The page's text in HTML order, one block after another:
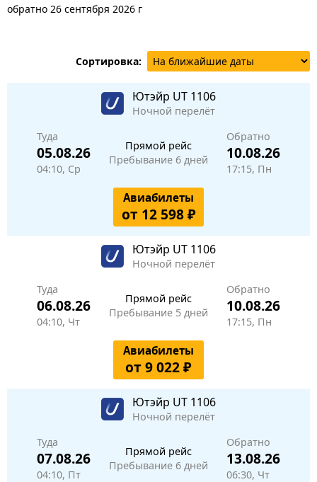
обратно 26 сентября 2026 г
Сортировка:
Ютэйр UT 1106
Ночной перелёт
Туда
05.08.26
04:10, Ср
Прямой рейс
Пребывание 6 дней
Обратно
10.08.26
17:15, Пн
Авиабилеты
от 12 598 ₽
Ютэйр UT 1106
Ночной перелёт
Туда
06.08.26
04:10, Чт
Прямой рейс
Пребывание 5 дней
Обратно
10.08.26
17:15, Пн
Авиабилеты
от 9 022 ₽
Ютэйр UT 1106
Ночной перелёт
Туда
07.08.26
04:10, Пт
Прямой рейс
Пребывание 6 дней
Обратно
13.08.26
06:30, Чт